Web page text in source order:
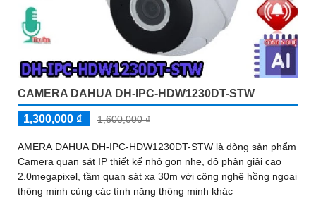
CAMERA DAHUA DH-IPC-HDW1230DT-STW
1,300,000 ₫ 1,600,000 ₫
AMERA DAHUA DH-IPC-HDW1230DT-STW là dòng sản phẩm
Camera quan sát IP thiết kế nhỏ gọn nhẹ, độ phân giải cao
2.0megapixel, tầm quan sát xa 30m với công nghệ hồng ngoại
thông minh cùng các tính năng thông minh khác